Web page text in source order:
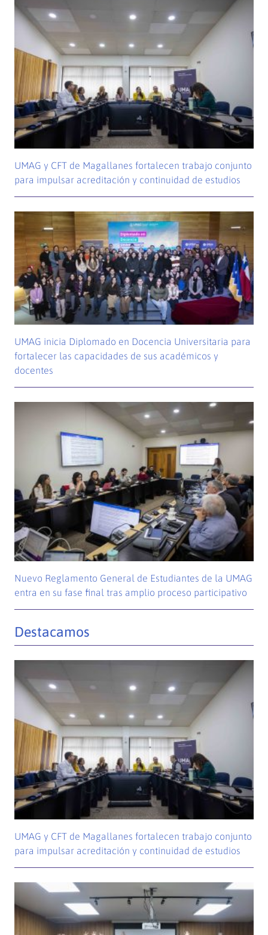
UMAG y CFT de Magallanes fortalecen trabajo conjunto
para impulsar acreditación y continuidad de estudios
UMAG inicia Diplomado en Docencia Universitaria para
fortalecer las capacidades de sus académicos y
docentes
Nuevo Reglamento General de Estudiantes de la UMAG
entra en su fase final tras amplio proceso participativo
Destacamos
UMAG y CFT de Magallanes fortalecen trabajo conjunto
para impulsar acreditación y continuidad de estudios